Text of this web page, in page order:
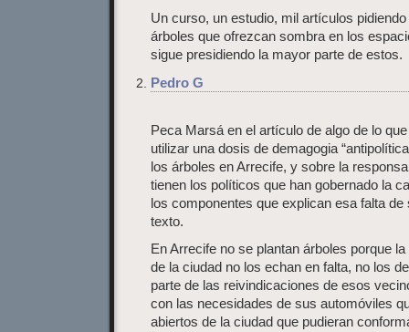
Un curso, un estudio, mil artículos
árboles que ofrezcan sombra en los
sigue presidiendo la mayor parte de estos.
Pedro G
Peca Marsá en el artículo de algo de lo
utilizar una dosis de demagogia
los árboles en Arrecife, y sobre la
tienen los políticos que han gobernado la
los componentes que explican esa falta
texto.
En Arrecife no se plantan árboles porque
de la ciudad no los echan en falta, no los
parte de las reivindicaciones de esos
con las necesidades de sus automóviles
abiertos de la ciudad que pudieran